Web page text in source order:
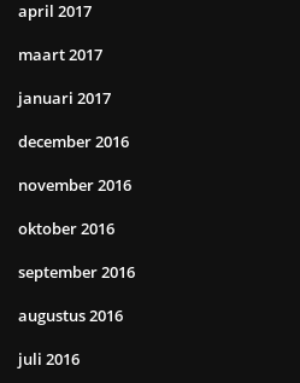
april 2017
maart 2017
januari 2017
december 2016
november 2016
oktober 2016
september 2016
augustus 2016
juli 2016